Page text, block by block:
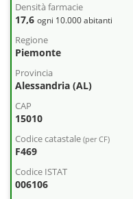
Densità farmacie
17,6 ogni 10.000 abitanti
Regione
Piemonte
Provincia
Alessandria (AL)
CAP
15010
Codice catastale (per CF)
F469
Codice ISTAT
006106